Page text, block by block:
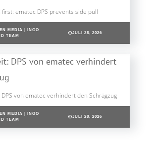
first: ematec DPS prevents side pull
MEDIA | INGO
TEAM
JULI 28, 2026
von ematec verhindert den Schrägzug
MEDIA | INGO
TEAM
JULI 28, 2026